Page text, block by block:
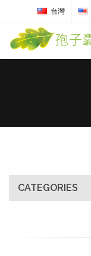
台灣
CATEGORIES